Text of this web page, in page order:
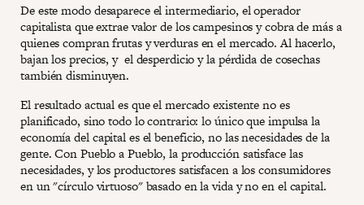
De este modo desaparece el intermediario, el operador
capitalista que extrae valor de los campesinos y cobra de más a
quienes compran frutas y verduras en el mercado. Al hacerlo,
bajan los precios, y el desperdicio y la pérdida de cosechas
también disminuyen.
El resultado actual es que el mercado existente no es
planificado, sino todo lo contrario: lo único que impulsa la
economía del capital es el beneficio, no las necesidades de la
gente. Con Pueblo a Pueblo, la producción satisface las
necesidades, y los productores satisfacen a los consumidores
en un "círculo virtuoso" basado en la vida y no en el capital.